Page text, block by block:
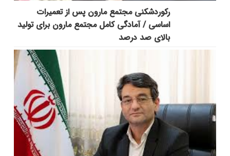
رکوردشکنی مجتمع مارون پس از تعمیرات
اساسی / آمادگی کامل مجتمع مارون برای تولید
بالای صد درصد